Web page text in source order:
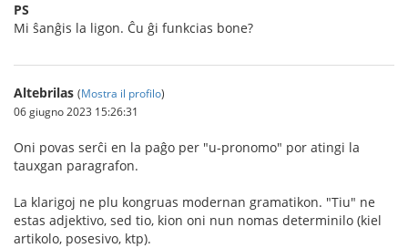
PS
Mi ŝanĝis la ligon. Ĉu ĝi funkcias bone?
Altebrilas (Mostra il profilo)
06 giugno 2023 15:26:31
Oni povas serĉi en la paĝo per "u-pronomo" por atingi la
tauxgan paragrafon.
La klarigoj ne plu kongruas modernan gramatikon. "Tiu" ne
estas adjektivo, sed tio, kion oni nun nomas determinilo (kiel
artikolo, posesivo, ktp).